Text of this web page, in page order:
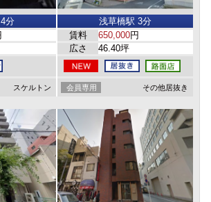
分
スケルトン
浅草橋駅 3分
賃料
650,000円
広さ
46.40坪
会員専用 その他居抜き